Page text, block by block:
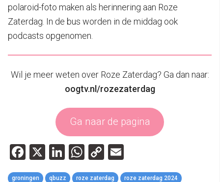
polaroid-foto maken als herinnering aan Roze
Zaterdag. In de bus worden in de middag ook
podcasts opgenomen.
Wil je meer weten over Roze Zaterdag? Ga dan naar:
oogtv.nl/rozezaterdag
Ga naar de pagina
Facebook
X LinkedIn
WhatsApp
Copy
Link
groningen qbuzz roze zaterdag roze zaterdag 2024